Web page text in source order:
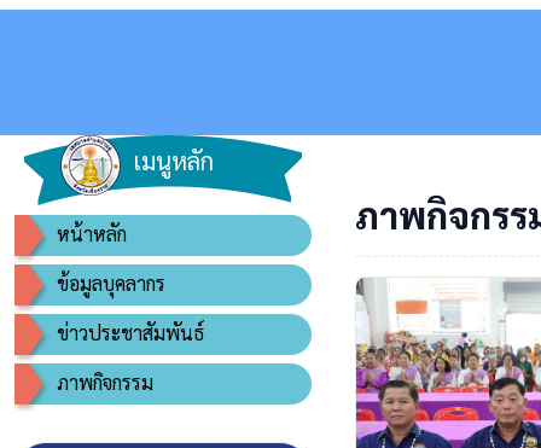
เมนูหลัก
หน้าหลัก
ข้อมูลบุคลากร
ข่าวประชาสัมพันธ์
ภาพกิจกรรม
ภาพกิจกรร